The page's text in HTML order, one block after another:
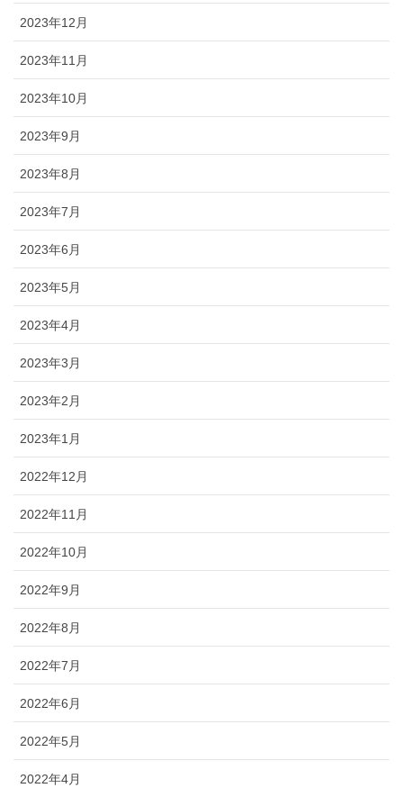
2023年12月
2023年11月
2023年10月
2023年9月
2023年8月
2023年7月
2023年6月
2023年5月
2023年4月
2023年3月
2023年2月
2023年1月
2022年12月
2022年11月
2022年10月
2022年9月
2022年8月
2022年7月
2022年6月
2022年5月
2022年4月